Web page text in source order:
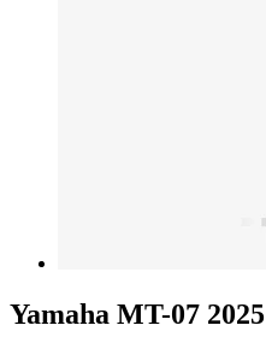
Yamaha MT-07 2025